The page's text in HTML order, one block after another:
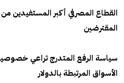
القطاع المصرفي أكبر المستفيدين من
المقترضين
سياسة الرفع المتدرج تراعي
الأسواق المرتبطة بالدولار